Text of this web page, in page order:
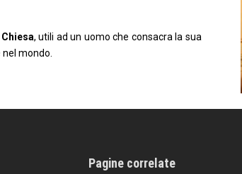
, utili ad un uomo che consacra la sua
mondo.
Pagine correlate